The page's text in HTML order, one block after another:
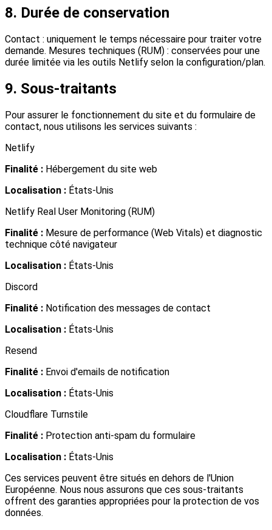
8. Durée de conservation
Contact : uniquement le temps nécessaire pour traiter votre
demande. Mesures techniques (RUM) : conservées pour une
durée limitée via les outils Netlify selon la configuration/plan.
9. Sous-traitants
Pour assurer le fonctionnement du site et du formulaire de
contact, nous utilisons les services suivants :
Netlify
Finalité : Hébergement du site web
Localisation : États-Unis
Netlify Real User Monitoring (RUM)
Finalité : Mesure de performance (Web Vitals) et diagnostic
technique côté navigateur
Localisation : États-Unis
Discord
Finalité : Notification des messages de contact
Localisation : États-Unis
Resend
Finalité : Envoi d'emails de notification
Localisation : États-Unis
Cloudflare Turnstile
Finalité : Protection anti-spam du formulaire
Localisation : États-Unis
Ces services peuvent être situés en dehors de l'Union
Européenne. Nous nous assurons que ces sous-traitants
offrent des garanties appropriées pour la protection de vos
données.